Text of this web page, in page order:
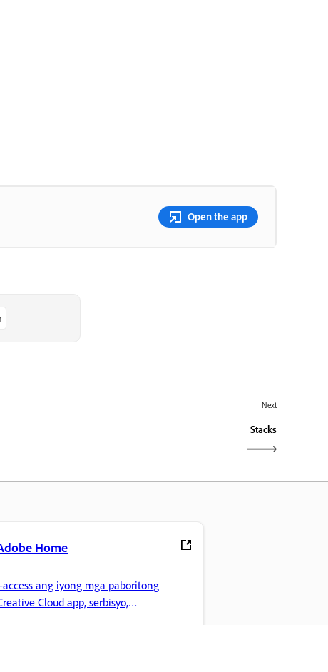
Open the app
Next
Stacks
Home
access ang iyong mga paboritong
Cloud app, serbisyo,